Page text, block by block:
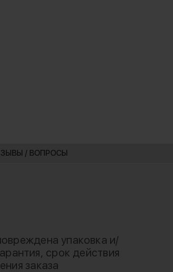
/ ВОПРОСЫ
упаковка и/
срок действия
заказа